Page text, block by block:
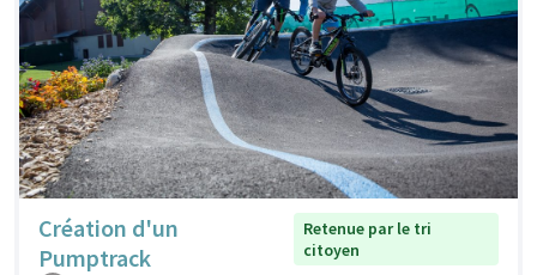
Création d'un
Pumptrack
Retenue par le tri
citoyen